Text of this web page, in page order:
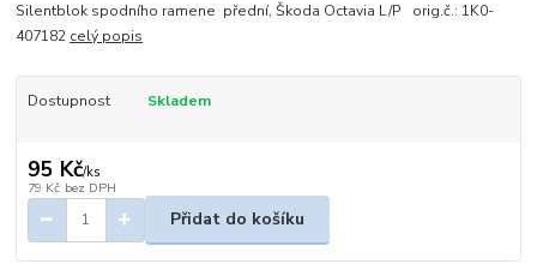
Silentblok spodního ramene přední, Škoda Octavia L/P orig.č.: 1K0-
407182 celý popis
Dostupnost Skladem
95 Kč/ks
79 Kč bez DPH
Přidat do košíku